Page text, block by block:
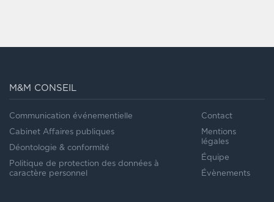
M&M CONSEIL
Communication événementielle
Cabinet Affaires publiques
Déontologie & conformité
Politique de protection des données à
caractère personnel
Contact
Mentions
légales
Équipe
Évènements